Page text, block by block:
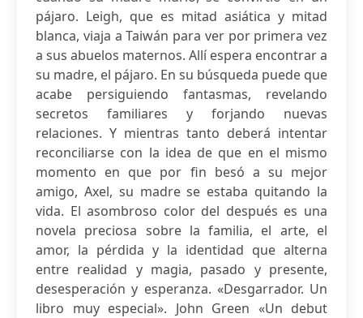
pájaro. Leigh, que es mitad asiática y mitad
blanca, viaja a Taiwán para ver por primera vez
a sus abuelos maternos. Allí espera encontrar a
su madre, el pájaro. En su búsqueda puede que
acabe persiguiendo fantasmas, revelando
secretos familiares y forjando nuevas
relaciones. Y mientras tanto deberá intentar
reconciliarse con la idea de que en el mismo
momento en que por fin besó a su mejor
amigo, Axel, su madre se estaba quitando la
vida. El asombroso color del después es una
novela preciosa sobre la familia, el arte, el
amor, la pérdida y la identidad que alterna
entre realidad y magia, pasado y presente,
desesperación y esperanza. «Desgarrador. Un
libro muy especial». John Green «Un debut